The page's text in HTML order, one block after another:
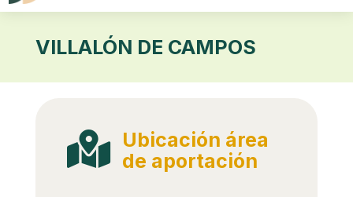
VILLALÓN DE CAMPOS
 Ubicación área
de aportación